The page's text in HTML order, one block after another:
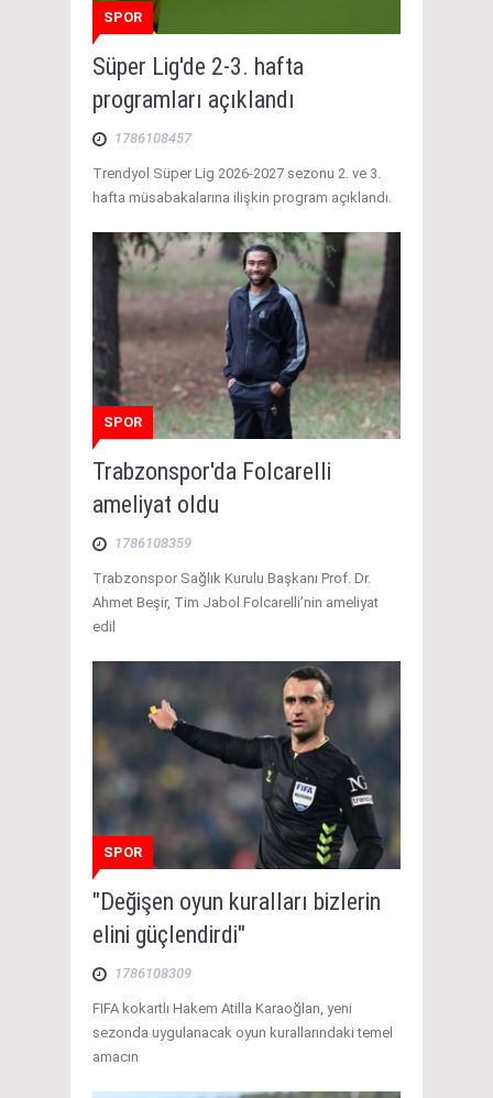
SPOR
Süper Lig'de 2-3. hafta
programları açıklandı
1786108457
Trendyol Süper Lig 2026-2027 sezonu 2. ve 3.
hafta müsabakalarına ilişkin program açıklandı.
SPOR
Trabzonspor'da Folcarelli
ameliyat oldu
1786108359
Trabzonspor Sağlık Kurulu Başkanı Prof. Dr.
Ahmet Beşir, Tim Jabol Folcarelli’nin ameliyat
edil
SPOR
"Değişen oyun kuralları bizlerin
elini güçlendirdi"
1786108309
FIFA kokartlı Hakem Atilla Karaoğlan, yeni
sezonda uygulanacak oyun kurallarındaki temel
amacın